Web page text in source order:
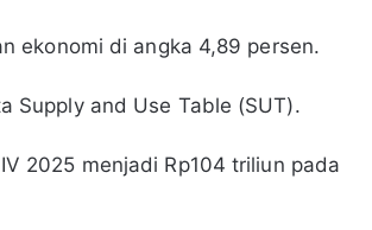
ekonomi di angka 4,89 persen.
Supply and Use Table (SUT).
2025 menjadi Rp104 triliun pada